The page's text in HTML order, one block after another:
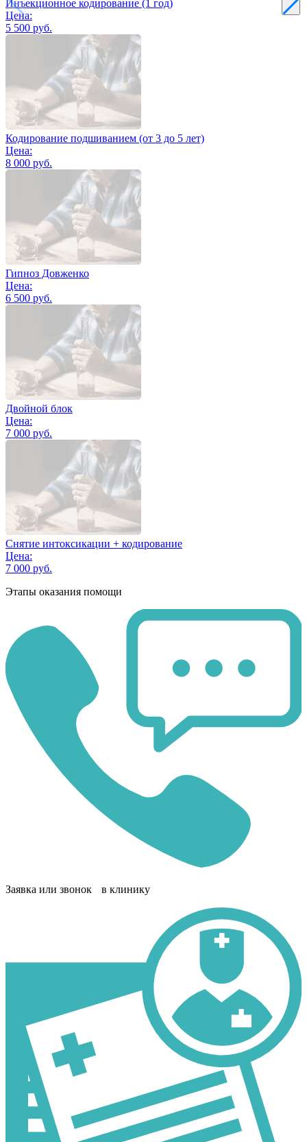
Инъекционное кодирование (1 год)
Цена:
5 500 руб.
Кодирование подшиванием (от 3 до 5 лет)
Цена:
8 000 руб.
Гипноз Довженко
Цена:
6 500 руб.
Двойной блок
Цена:
7 000 руб.
Снятие интоксикации + кодирование
Цена:
7 000 руб.
Этапы оказания помощи
Заявка или звонок в клинику